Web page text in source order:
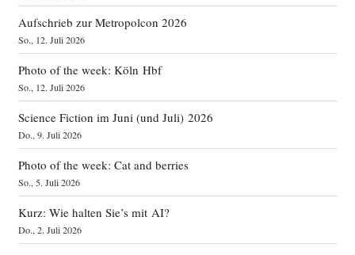
Aufschrieb zur Metropolcon 2026
So., 12. Juli 2026
Photo of the week: Köln Hbf
So., 12. Juli 2026
Science Fiction im Juni (und Juli) 2026
Do., 9. Juli 2026
Photo of the week: Cat and berries
So., 5. Juli 2026
Kurz: Wie halten Sie’s mit AI?
Do., 2. Juli 2026